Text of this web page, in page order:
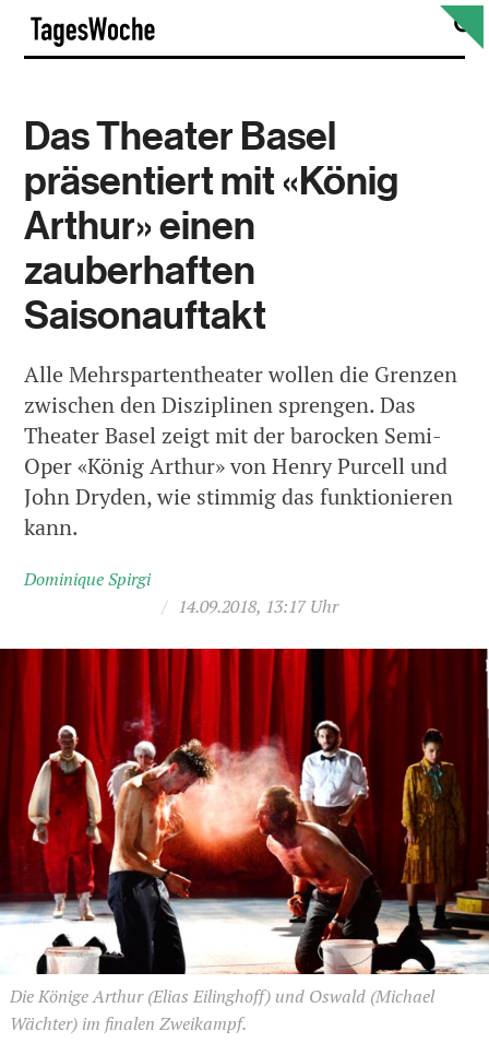
Skip
content
Das Theater Basel
präsentiert mit «König
Arthur» einen
zauberhaften
Saisonauftakt
Alle Mehrspartentheater wollen die Grenzen
zwischen den Disziplinen sprengen. Das
Theater Basel zeigt mit der barocken Semi-
Oper «König Arthur» von Henry Purcell und
John Dryden, wie stimmig das funktionieren
kann.
Dominique Spirgi
/ 14.09.2018, 13:17 Uhr
Die Könige Arthur (Elias Eilinghoff) und Oswald (Michael
Wächter) im finalen Zweikampf.